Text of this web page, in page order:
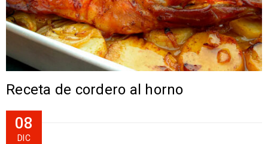
Receta de cordero al horno
08
DIC